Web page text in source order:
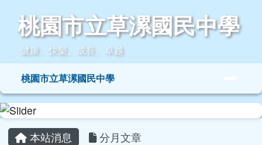
桃園市立草漯國民中學
桃園市立草漯國民中學
健康、快樂、成長、卓越
導覽列桃園市立草漯國民中學
主內容區域
本站消息 分月文章
頁尾區域